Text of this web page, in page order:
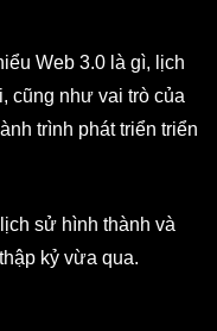
Web 3.0 là gì, lịch
cũng như vai trò của
trình phát triển triển
sử hình thành và
kỷ vừa qua.